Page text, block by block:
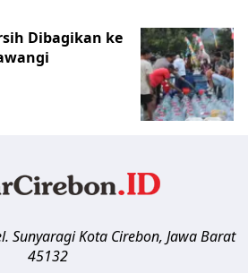
Dibagikan ke
SunyaragiKota Cirebon, Jawa Barat
45132